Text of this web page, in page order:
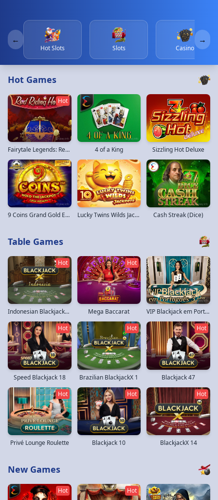
←
Hot Slots Slots Casino
→
Hot Games
Fairytale Legends: Red Riding Hood
Hot
4 of a King Sizzling Hot Deluxe
9 Coins Grand Gold Edition Lucky Twins Wilds Jackpots Cash Streak (Dice)
Table Games
Indonesian BlackjackX 15
Hot
Mega Baccarat
Hot
VIP Blackjack em Português 3
Speed Blackjack 18
Hot
Brazilian BlackjackX 1
Hot
Blackjack 47
Hot
Privé Lounge Roulette
Hot
Blackjack 10
Hot
BlackjackX 14
Hot
New Games
Hot Hot